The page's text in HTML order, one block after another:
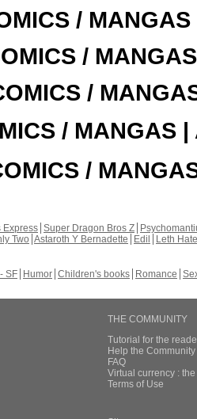
/
/
/
/ MANGAS |
/
Express Super Dragon Bros Z
Two Astaroth Y Bernadette Edil
Leth Hate
SF Humor Children's books Romance
THE COMMUNITY
Tutorial for the
Help the
FAQ
Virtual currency :
Terms of Use